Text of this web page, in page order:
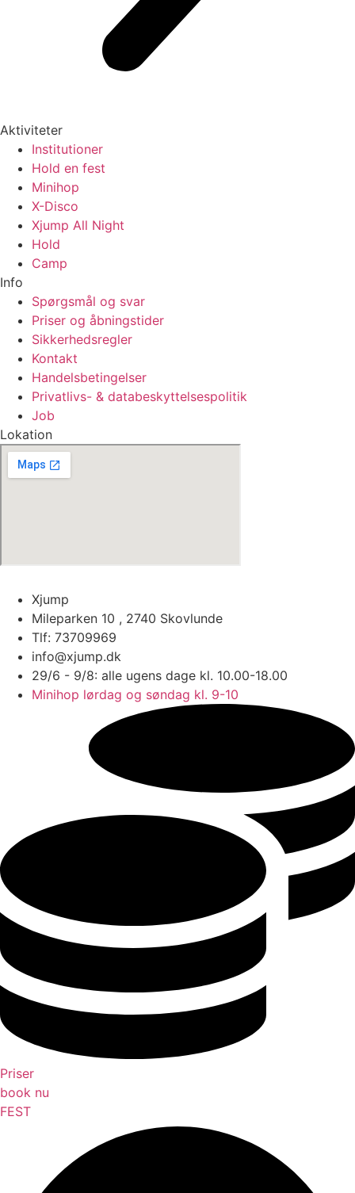
Aktiviteter
Institutioner
Hold en fest
Minihop
X-Disco
Xjump All Night
Hold
Camp
Info
Spørgsmål og svar
Priser og åbningstider
Sikkerhedsregler
Kontakt
Handelsbetingelser
Privatlivs- & databeskyttelsespolitik
Job
Lokation
Xjump
Mileparken 10 , 2740 Skovlunde
Tlf: 73709969
info@xjump.dk
29/6 - 9/8: alle ugens dage kl. 10.00-18.00
Minihop lørdag og søndag kl. 9-10
Priser
book nu
FEST